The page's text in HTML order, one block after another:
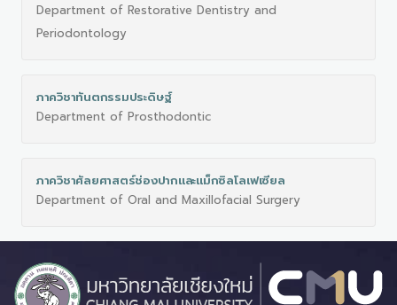
Department of Restorative Dentistry and
Periodontology
ภาควิชาทันตกรรมประดิษฐ์
Department of Prosthodontic
ภาควิชาศัลยศาสตร์ช่องปากและแม็กซิลโลเฟเซียล
Department of Oral and Maxillofacial Surgery